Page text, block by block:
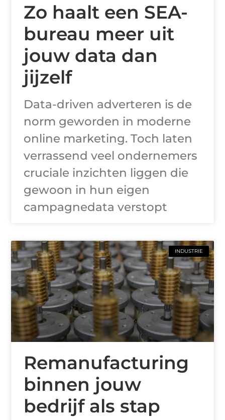
Zo haalt een SEA-
bureau meer uit
jouw data dan
jijzelf
Data-driven adverteren is de
norm geworden in moderne
online marketing. Toch laten
verrassend veel ondernemers
cruciale inzichten liggen die
gewoon in hun eigen
campagnedata verstopt
INDUSTRIE
Remanufacturing
binnen jouw
bedrijf als stap